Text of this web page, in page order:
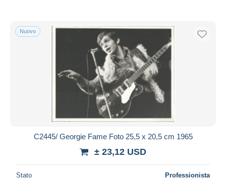
Nuovo
C2445/ Georgie Fame Foto 25,5 x 20,5 cm 1965
± 23,12 USD
Stato Professionista